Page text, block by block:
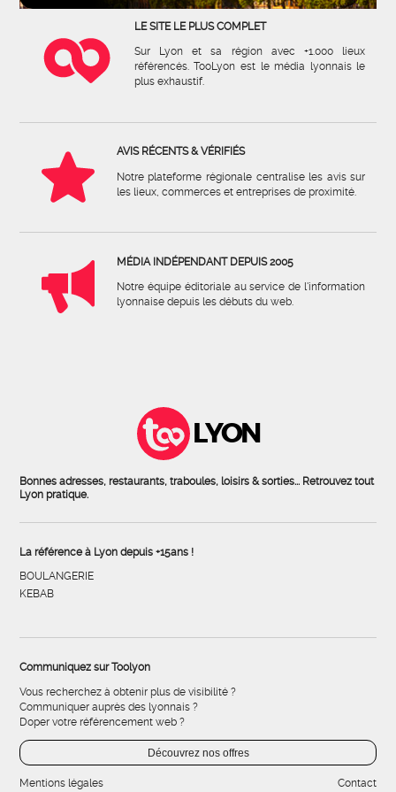
LE SITE LE PLUS COMPLET
Sur Lyon et sa région avec +1.000 lieux
référencés. TooLyon est le média lyonnais le
plus exhaustif.
AVIS RÉCENTS & VÉRIFIÉS
Notre plateforme régionale centralise les avis sur
les lieux, commerces et entreprises de proximité.
MÉDIA INDÉPENDANT DEPUIS 2005
Notre équipe éditoriale au service de l'information
lyonnaise depuis les débuts du web.
LYON
Bonnes adresses, restaurants, traboules, loisirs & sorties... Retrouvez tout
Lyon pratique.
La référence à Lyon depuis +15ans !
BOULANGERIE
KEBAB
Communiquez sur Toolyon
Vous recherchez à obtenir plus de visibilité ?
Communiquer auprès des lyonnais ?
Doper votre référencement web ?
Découvrez nos offres
Mentions légales Contact